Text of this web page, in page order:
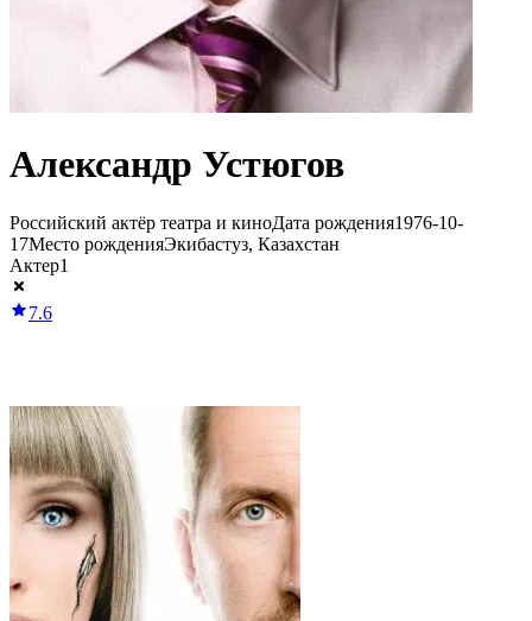
Александр Устюгов
Российский актёр театра и киноДата рождения1976-10-
17Место рожденияЭкибастуз, Казахстан
Актер1
7.6